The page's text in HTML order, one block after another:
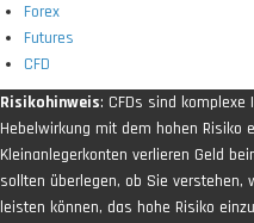
Forex
Futures
CFD
Risikohinweis: CFDs sind
Hebelwirkung mit dem hohen Risiko
Kleinanlegerkonten verlieren Geld
sollten überlegen, ob Sie verstehen,
leisten können, das hohe Risiko